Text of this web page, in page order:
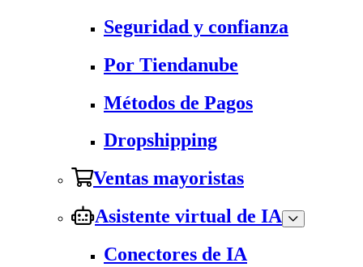
Seguridad y confianza
Por Tiendanube
Métodos de Pagos
Dropshipping
Ventas mayoristas
Asistente virtual de IA
Conectores de IA